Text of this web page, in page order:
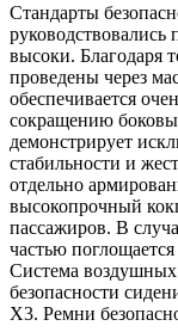
Стандарты
руководствовались
высоки. Благодаря
проведены через
обеспечивается
сокращению
демонстрирует
стабильности и
отдельно
высокопрочный
пассажиров. В
частью
Система
безопасности
X3. Ремни